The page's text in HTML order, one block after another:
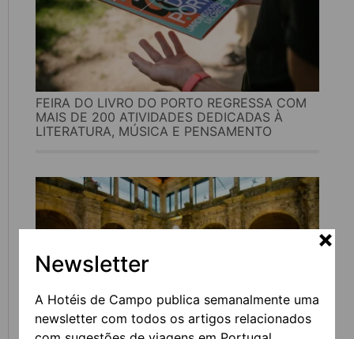
Newsletter
A Hotéis de Campo publica semanalmente uma
newsletter com todos os artigos relacionados
FEIRA DO LIVRO DO PORTO REGRESSA COM
MAIS DE 200 ATIVIDADES DEDICADAS À
LITERATURA, MÚSICA E PENSAMENTO